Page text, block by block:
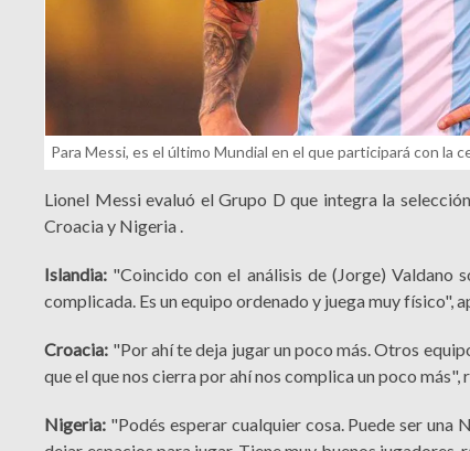
Para Messi, es el último Mundial en el que participará con la
Lionel Messi evaluó el Grupo D que integra la
Croacia y Nigeria .
Islandia: "Coincido con el análisis de (Jorge) Valdano
complicada. Es un equipo ordenado y juega muy físico",
Croacia: "Por ahí te deja jugar un poco más. Otros
que el que nos cierra por ahí nos complica un poco
Nigeria: "Podés esperar cualquier cosa. Puede ser una